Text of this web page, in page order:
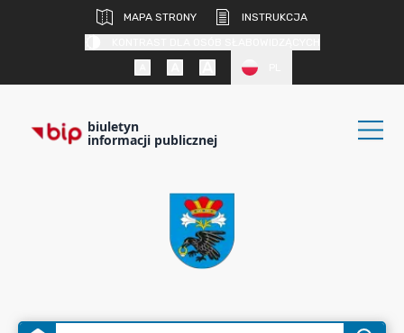
MAPA STRONY
INSTRUKCJA
biuletyn
informacji publicznej